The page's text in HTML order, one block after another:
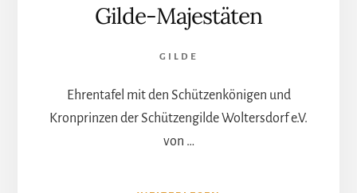
Gilde-Majestäten
GILDE
Ehrentafel mit den Schützenkönigen und
Kronprinzen der Schützengilde Woltersdorf e.V.
von …